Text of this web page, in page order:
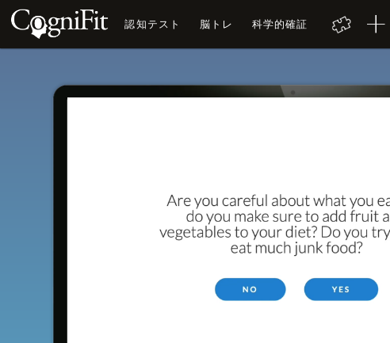
認知テスト 脳トレ 科学的確証